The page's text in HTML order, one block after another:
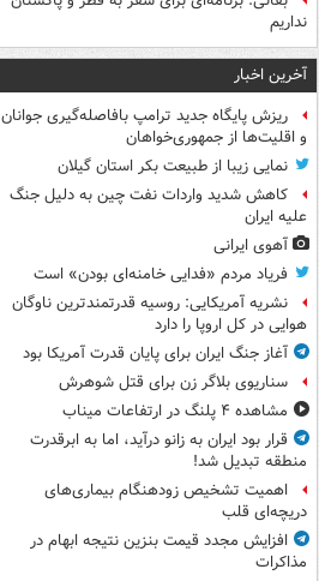
نداریم
آخرین اخبار
ریزش پایگاه جدید ترامپ بافاصله‌گیری جوانان
و اقلیت‌ها از جمهوری‌خواهان
نمایی زیبا از طبیعت بکر استان گیلان
کاهش شدید واردات نفت چین به دلیل جنگ
علیه ایران
آهوی ایرانی
فریاد مردم «فدایی خامنه‌ای بودن» است
نشریه آمریکایی: روسیه قدرتمندترین ناوگان
هوایی در کل اروپا را دارد
آغاز جنگ ایران برای پایان قدرت آمریکا بود
سناریوی بلاگر زن برای قتل شوهرش
مشاهده ۴ پلنگ در ارتفاعات میناب
قرار بود ایران به زانو درآید، اما به ابرقدرت
منطقه تبدیل شد!
اهمیت تشخیص زودهنگام بیماری‌های
دریچه‌ای قلب
افزایش مجدد قیمت بنزین نتیجه ابهام در
مذاکرات